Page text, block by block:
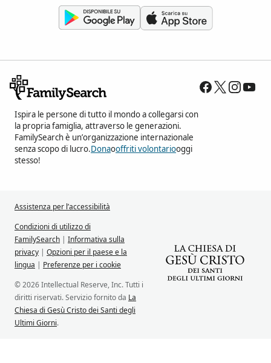
Ispira le persone di tutto il mondo a collegarsi con
la propria famiglia, attraverso le generazioni.
FamilySearch è un’organizzazione internazionale
senza scopo di lucro.Donaooffriti volontariooggi
stesso!
Assistenza per l’accessibilità
Condizioni di utilizzo di
FamilySearch | Informativa sulla
privacy | Opzioni per il paese e la
lingua | Preferenze per i cookie
© 2026 Intellectual Reserve, Inc. Tutti i
diritti riservati. Servizio fornito da La
Chiesa di Gesù Cristo dei Santi degli
Ultimi Giorni.